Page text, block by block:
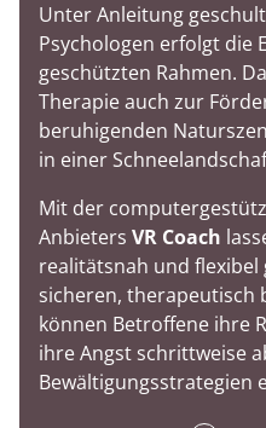
Unter Anleitung
Psychologen erfolgt die
geschützten Rahmen.
Therapie auch zur
beruhigenden
in einer
Mit der
Anbieters VR Coach
realitätsnah und flexibel
sicheren, therapeutisch
können Betroffene ihre
ihre Angst schrittweise
Bewältigungsstrategien